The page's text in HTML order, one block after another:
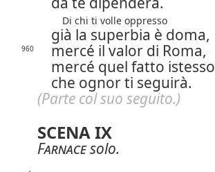
Di chi ti volle oppresso
già la superbia è doma,
960 mercé il valor di Roma,
mercé quel fatto istesso
che ognor ti seguirà.
(Parte col suo seguito.)
SCENA IX
Farnacesolo.